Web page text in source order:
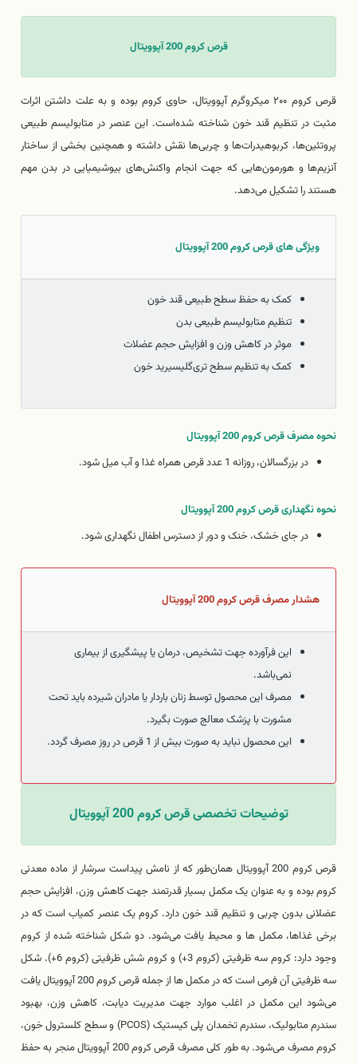
قرص کروم 200 آپوویتال
قرص کروم ۲۰۰ میکروگرم آپوویتال، حاوی کروم بوده و به علت داشتن اثرات
مثبت در تنظیم قند خون شناخته شده‌است. این عنصر در متابولیسم طبیعی
پروتئین‌ها، کربوهیدرات‌ها و چربی‌ها نقش داشته و همچنین بخشی از ساختار
آنزیم‌ها و هورمون‌هایی که جهت انجام واکنش‌های بیوشیمیایی در بدن مهم
هستند را تشکیل می‌دهد.
ویژگی های قرص کروم 200 آپوویتال
کمک به حفظ سطح طبیعی قند خون
تنظیم متابولیسم طبیعی بدن
موثر در کاهش وزن و افزایش حجم عضلات
کمک به تنظیم سطح تری‌گلیسیرید خون
نحوه مصرف قرص کروم 200 آپوویتال
در بزرگسالان، روزانه 1 عدد قرص همراه غذا و آب میل شود.
نحوه نگهداری قرص کروم 200 آپوویتال
در جای خشک، خنک و دور از دسترس اطفال نگهداری شود.
هشدار مصرف قرص کروم 200 آپوویتال
این فرآورده جهت تشخیص، درمان یا پیشگیری از بیماری
نمی‌باشد.
مصرف این محصول توسط زنان باردار یا مادران شیرده باید تحت
مشورت با پزشک معالج صورت بگیرد.
این محصول نباید به صورت بیش از 1 قرص در روز مصرف گردد.
توضیحات تخصصی قرص کروم 200 آپوویتال
قرص کروم 200 آپوویتال همان‌طور که از نامش پیداست سرشار از ماده معدنی
کروم بوده و به عنوان یک مکمل بسیار قدرتمند جهت کاهش وزن، افزایش حجم
عضلانی بدون چربی و تنظیم قند خون دارد. کروم یک عنصر کمیاب است که در
برخی غذاها، مکمل ها و محیط یافت می‌شود. دو شکل شناخته شده از کروم
وجود دارد: کروم سه ظرفیتی (کروم 3+) و کروم شش ظرفیتی (کروم 6+). شکل
سه ظرفیتی آن فرمی است که در مکمل ها از جمله قرص کروم 200 آپوویتال یافت
می‌شود این مکمل در اغلب موارد جهت مدیریت دیابت، کاهش وزن، بهبود
سندرم متابولیک، سندرم تخمدان پلی کیستیک (PCOS) و سطح کلسترول خون،
کروم مصرف می‌شود. به طور کلی مصرف قرص کروم 200 آپوویتال منجر به حفظ